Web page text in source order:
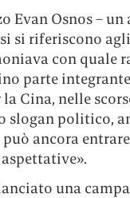
Evan Osnos – un
si riferiscono
con quale
parte
Cina, nelle
politico,
ancora
una